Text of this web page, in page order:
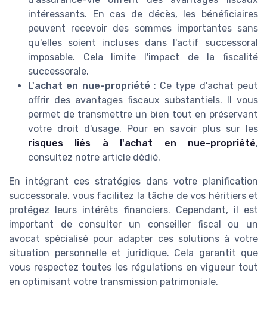
intéressants. En cas de décès, les bénéficiaires
peuvent recevoir des sommes importantes sans
qu'elles soient incluses dans l'actif successoral
imposable. Cela limite l'impact de la fiscalité
successorale.
L'achat en nue-propriété : Ce type d'achat peut
offrir des avantages fiscaux substantiels. Il vous
permet de transmettre un bien tout en préservant
votre droit d'usage. Pour en savoir plus sur les
risques liés à l'achat en nue-propriété,
consultez notre article dédié.
En intégrant ces stratégies dans votre planification
successorale, vous facilitez la tâche de vos héritiers et
protégez leurs intérêts financiers. Cependant, il est
important de consulter un conseiller fiscal ou un
avocat spécialisé pour adapter ces solutions à votre
situation personnelle et juridique. Cela garantit que
vous respectez toutes les régulations en vigueur tout
en optimisant votre transmission patrimoniale.